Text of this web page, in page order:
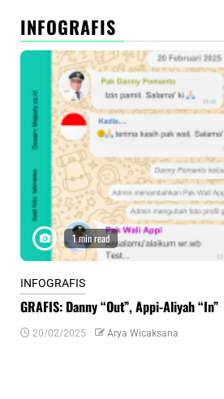
INFOGRAFIS
1 min read
INFOGRAFIS
GRAFIS: Danny “Out”, Appi-Aliyah “In”
20/02/2025 Arya Wicaksana